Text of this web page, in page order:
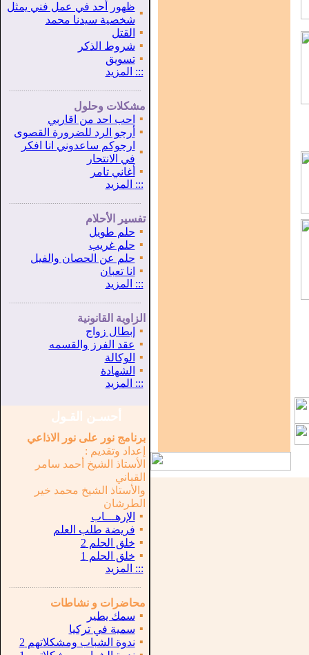
▪
ظهور أحد في عمل فني يمثل
شخصية سيدنا محمد
▪
القتل
▪ شروط الذكر
▪ تسويق
::: المزيد
مشكلات وحلول
▪
احب احد من اقاربي
▪
أرجو الرد للضرورة القصوى
▪
ارجوكم ساعدوني انا افكر
في الانتحار
▪ أغاني تامر
::: المزيد
تفسير الأحلام
▪ حلم طويل
▪ حلم غريب
▪ حلم عن الحصان والفيل
▪
انا تعبان
::: المزيد
الزاوية القانونية
▪
إبطال زواج
▪ عقد الفرز والقسمه
▪
الوكالة
▪
الشهادة
::: المزيد
أحسـن القـول
برنامج نور على نور الاذاعي
إعداد وتقديم :
الأستاذ الشيخ أحمد سامر
القباني
والأستاذ الشيخ محمد خير
الطرشان
▪
الإرهـــاب
▪ فريضة طلب العلم
▪ خلق الحلم 2
▪ خلق الحلم 1
::: المزيد
محاضرات و نشاطات
▪ سمك يطير
▪ سمية في تركيا
▪ ندوة الشباب ومشكلاتهم 2